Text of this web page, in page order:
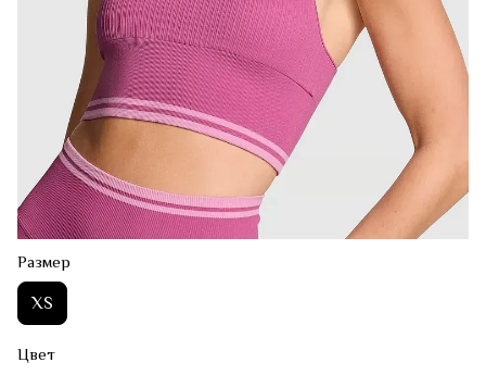
Размер
XS
Цвет